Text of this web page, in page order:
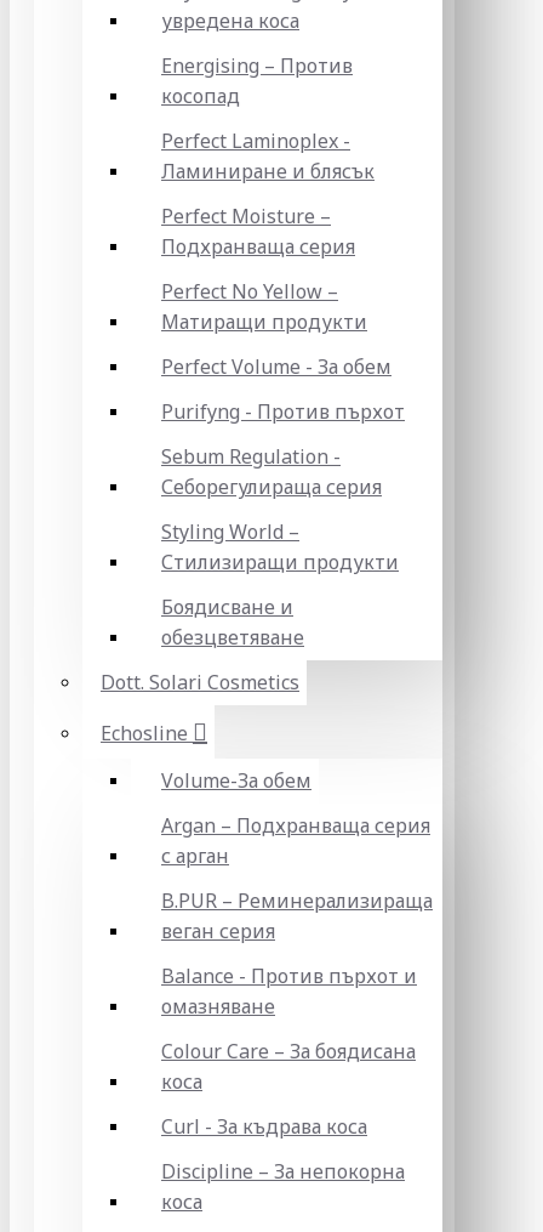
увредена коса
Energising – Против
косопад
Perfect Laminoplex -
Ламиниране и блясък
Perfect Moisture –
Подхранваща серия
Perfect No Yellow –
Матиращи продукти
Perfect Volume - За обем
Purifyng - Против пърхот
Sebum Regulation -
Себорегулираща серия
Styling World –
Стилизиращи продукти
Боядисване и
обезцветяване
Dott. Solari Cosmetics
Echosline
Volume-За обем
Argan – Подхранваща серия
с арган
B.PUR – Реминерализираща
веган серия
Balance - Против пърхот и
омазняване
Colour Care – За боядисана
коса
Curl - За къдрава коса
Discipline – За непокорна
коса